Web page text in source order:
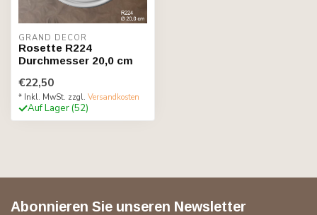
GRAND DECOR
Rosette R224
Durchmesser 20,0 cm
€22,50
* Inkl. MwSt. zzgl. Versandkosten
Auf Lager (52)
Abonnieren Sie unseren Newsletter